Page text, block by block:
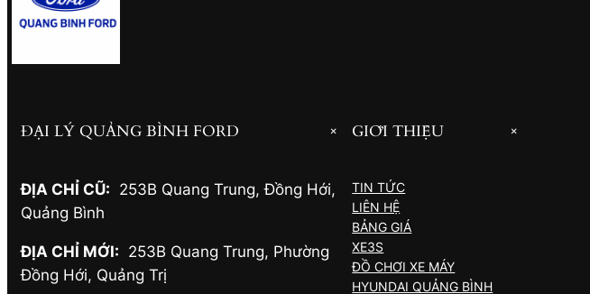
ĐẠI LÝ QUẢNG BÌNH FORD +
ĐỊA CHỈ CŨ: 253B Quang Trung, Đồng Hới,
Quảng Bình
ĐỊA CHỈ MỚI: 253B Quang Trung, Phường
Đồng Hới, Quảng Trị
GIỚI THIỆU +
TIN TỨC
LIÊN HỆ
BẢNG GIÁ
XE3S
ĐỒ CHƠI XE MÁY
HYUNDAI QUẢNG BÌNH